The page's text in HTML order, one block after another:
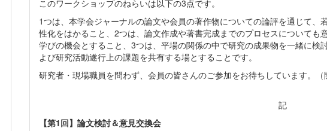
このワークショップのねらいは以下の3点です。
1つは、本学会ジャーナルの論文や会員の著作物についての論評を通じて
性化をはかること、2つは、論文作成や著書完成までのプロセスについても
学びの機会とすること、3つは、平場の関係の中で研究の成果物を一緒に検
よび研究活動遂行上の課題を共有する場とすることです。
研究者・現場職員を問わず、会員の皆さんのご参加をお待ちしています。（
記
【第1回】論文検討＆意見交換会